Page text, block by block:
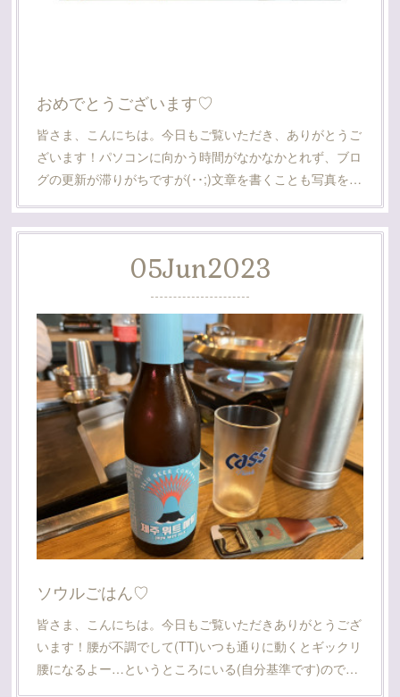
おめでとうございます♡
皆さま、こんにちは。今日もご覧いただき、ありがとうご
ざいます！パソコンに向かう時間がなかなかとれず、ブロ
グの更新が滞りがちですが(･･;)文章を書くことも写真を…
05Jun2023
ソウルごはん♡
皆さま、こんにちは。今日もご覧いただきありがとうござ
います！腰が不調でして(TT)いつも通りに動くとギックリ
腰になるよー…というところにいる(自分基準です)ので…